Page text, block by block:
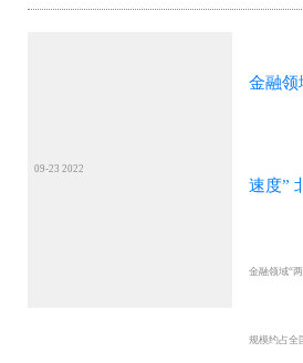
09-23 2022
金融领
速度”
金融领域“
规模约占全